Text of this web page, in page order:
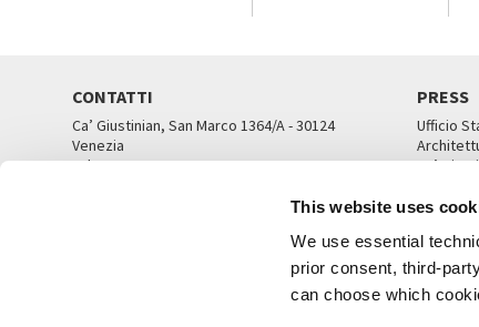
This website uses
We use essential
prior consent, third-
can choose which
CONTATTI
Ca’ Giustinian, San Marco 1364/A - 30124
Venezia
Tel. 041 5218711
PRESS
Ufficio
Ca’
UFFICI